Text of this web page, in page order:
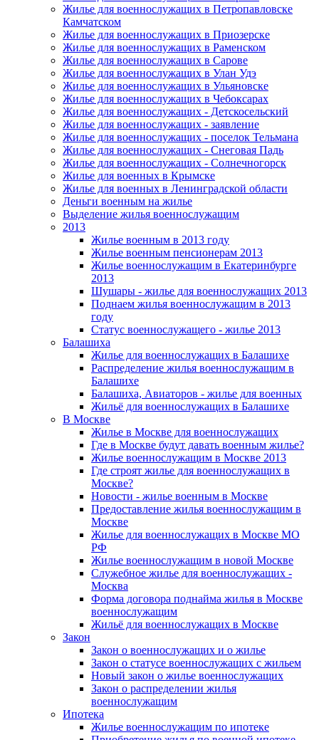
Жилье для военнослужащих в Петропавловске
Камчатском
Жилье для военнослужащих в Приозерске
Жилье для военнослужащих в Раменском
Жилье для военнослужащих в Сарове
Жилье для военнослужащих в Улан Удэ
Жилье для военнослужащих в Ульяновске
Жилье для военнослужащих в Чебоксарах
Жилье для военнослужащих - Детскосельский
Жилье для военнослужащих - заявление
Жилье для военнослужащих - поселок Тельмана
Жилье для военнослужащих - Снеговая Падь
Жилье для военнослужащих - Солнечногорск
Жилье для военных в Крымске
Жилье для военных в Ленинградской области
Деньги военным на жилье
Выделение жилья военнослужащим
2013
Жилье военным в 2013 году
Жилье военным пенсионерам 2013
Жилье военнослужащим в Екатеринбурге
2013
Шушары - жилье для военнослужащих 2013
Поднаем жилья военнослужащим в 2013
году
Статус военнослужащего - жилье 2013
Балашиха
Жилье для военнослужащих в Балашихе
Распределение жилья военнослужащим в
Балашихе
Балашиха, Авиаторов - жилье для военных
Жильё для военнослужащих в Балашихе
В Москве
Жилье в Москве для военнослужащих
Где в Москве будут давать военным жилье?
Жилье военнослужащим в Москве 2013
Где строят жилье для военнослужащих в
Москве?
Новости - жилье военным в Москве
Предоставление жилья военнослужащим в
Москве
Жилье для военнослужащих в Москве МО
РФ
Жилье военнослужащим в новой Москве
Служебное жилье для военнослужащих -
Москва
Форма договора поднайма жилья в Москве
военнослужащим
Жильё для военнослужащих в Москве
Закон
Закон о военнослужащих и о жилье
Закон о статусе военнослужащих с жильем
Новый закон о жилье военнослужащих
Закон о распределении жилья
военнослужащим
Ипотека
Жилье военнослужащим по ипотеке